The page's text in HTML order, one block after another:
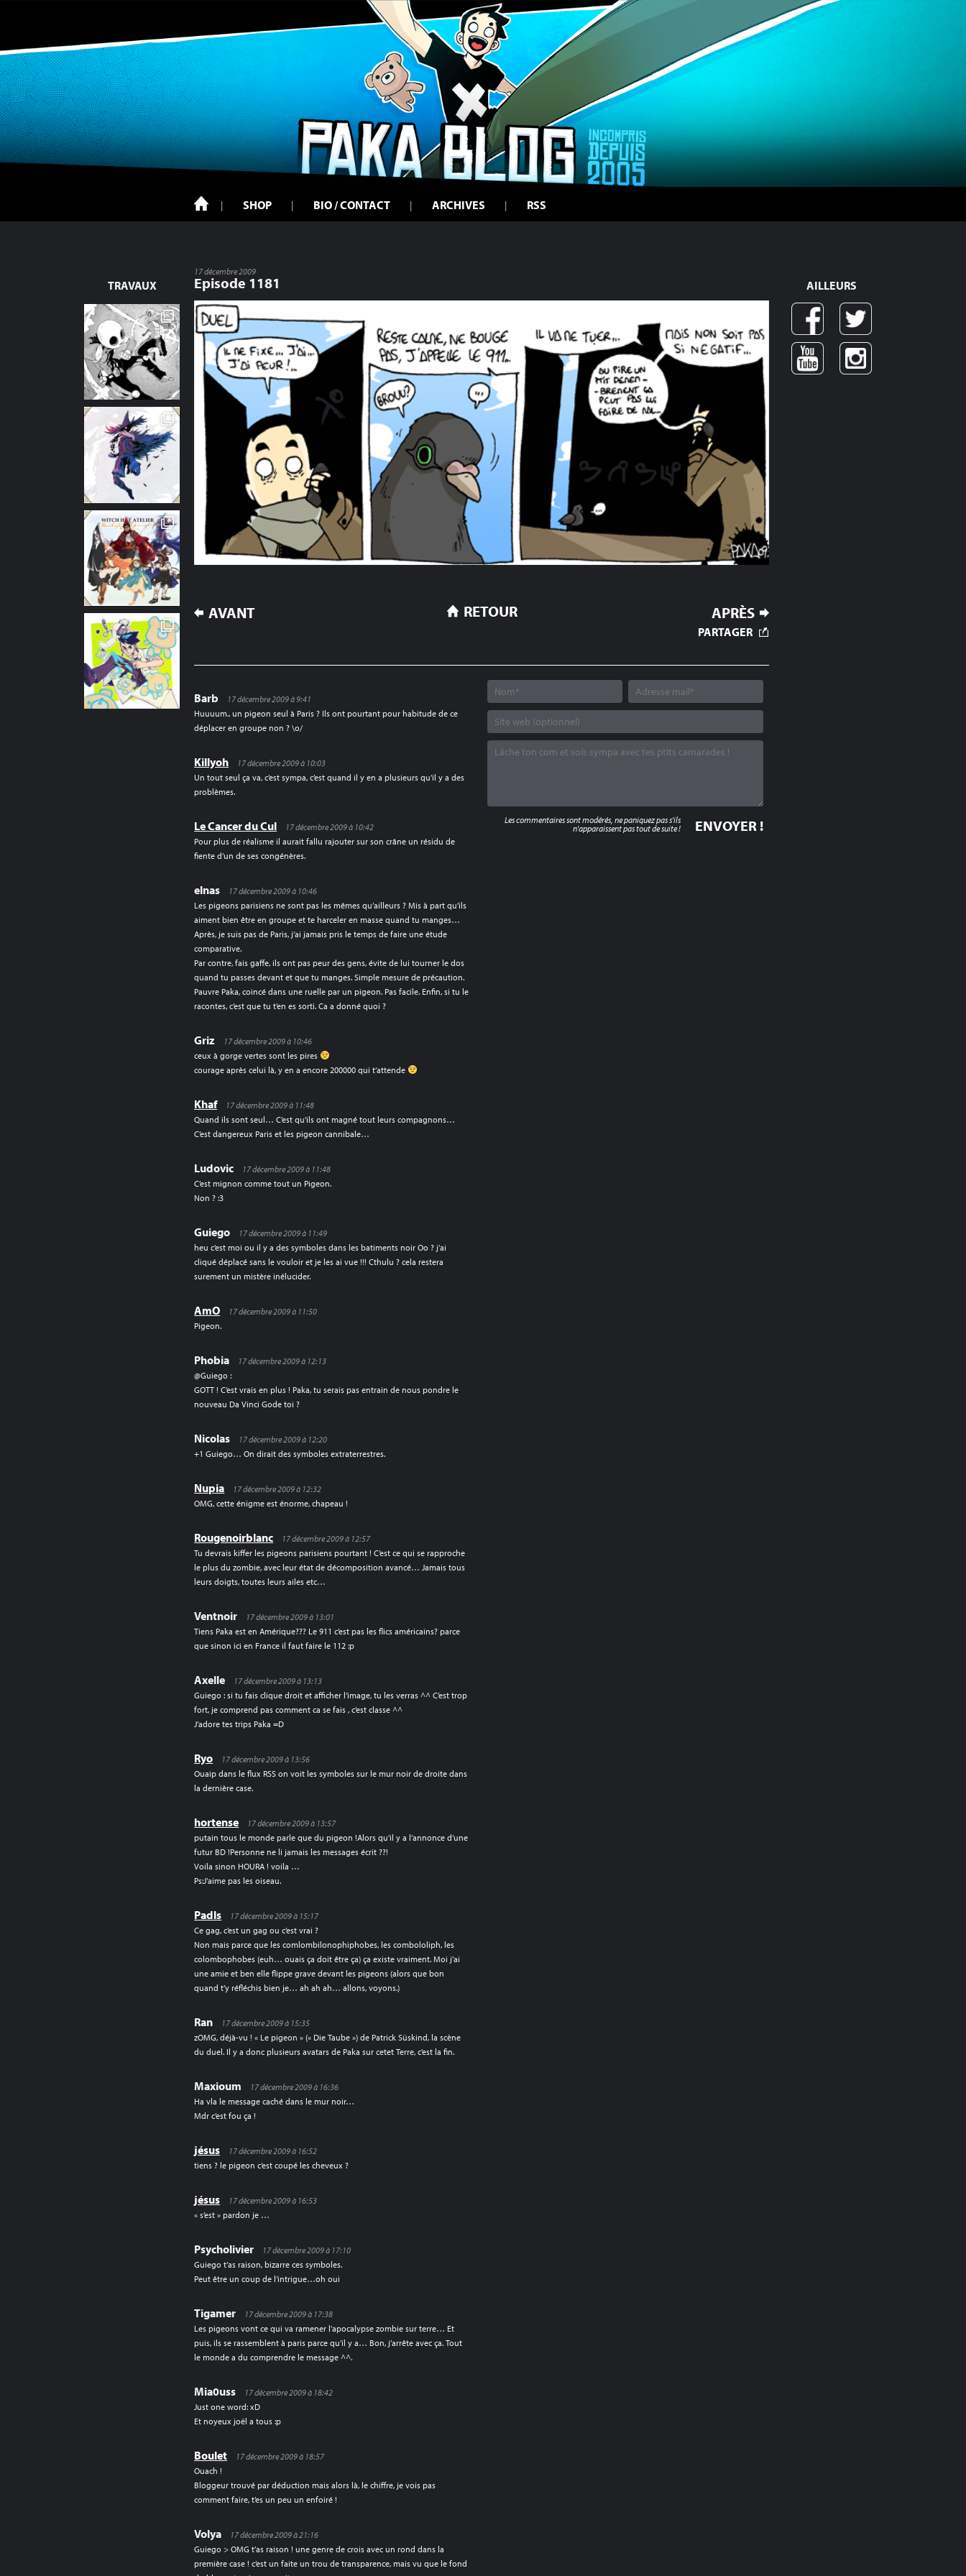
SHOP BIO / CONTACT ARCHIVES RSS
TRAVAUX
17 décembre 2009
Episode 1181
NAVIGATION
AVANT APRÈS
RETOUR
PARTAGER
Barb
17 décembre 2009 à 9:41
Huuuum.. un pigeon seul à Paris ? Ils ont pourtant pour habitude de ce
déplacer en groupe non ? \o/
Killyoh
17 décembre 2009 à 10:03
Un tout seul ça va, c’est sympa, c’est quand il y en a plusieurs qu’il y a des
problèmes.
Le Cancer du Cul
17 décembre 2009 à 10:42
Pour plus de réalisme il aurait fallu rajouter sur son crâne un résidu de
fiente d’un de ses congénères.
elnas
17 décembre 2009 à 10:46
Les pigeons parisiens ne sont pas les mêmes qu’ailleurs ? Mis à part qu’ils
aiment bien être en groupe et te harceler en masse quand tu manges…
Après, je suis pas de Paris, j’ai jamais pris le temps de faire une étude
comparative.
Par contre, fais gaffe, ils ont pas peur des gens, évite de lui tourner le dos
quand tu passes devant et que tu manges. Simple mesure de précaution.
Pauvre Paka, coincé dans une ruelle par un pigeon. Pas facile. Enfin, si tu le
racontes, c’est que tu t’en es sorti. Ca a donné quoi ?
Griz
17 décembre 2009 à 10:46
ceux à gorge vertes sont les pires
courage après celui là, y en a encore 200000 qui t’attende
Khaf
17 décembre 2009 à 11:48
Quand ils sont seul… C’est qu’ils ont magné tout leurs compagnons…
C’est dangereux Paris et les pigeon cannibale…
Ludovic
17 décembre 2009 à 11:48
C’est mignon comme tout un Pigeon.
Non ? :3
Guiego
17 décembre 2009 à 11:49
heu c’est moi ou il y a des symboles dans les batiments noir Oo ? j’ai
cliqué déplacé sans le vouloir et je les ai vue !!! Cthulu ? cela restera
surement un mistère inélucider.
AmO
17 décembre 2009 à 11:50
Pigeon.
Phobia
17 décembre 2009 à 12:13
@Guiego :
GOTT ! C’est vrais en plus ! Paka, tu serais pas entrain de nous pondre le
nouveau Da Vinci Gode toi ?
Nicolas
17 décembre 2009 à 12:20
+1 Guiego… On dirait des symboles extraterrestres.
Nupia
17 décembre 2009 à 12:32
OMG, cette énigme est énorme, chapeau !
Rougenoirblanc
17 décembre 2009 à 12:57
Tu devrais kiffer les pigeons parisiens pourtant ! C’est ce qui se rapproche
le plus du zombie, avec leur état de décomposition avancé… Jamais tous
leurs doigts, toutes leurs ailes etc…
Ventnoir
17 décembre 2009 à 13:01
Tiens Paka est en Amérique??? Le 911 c’est pas les flics américains? parce
que sinon ici en France il faut faire le 112 :p
Axelle
17 décembre 2009 à 13:13
Guiego : si tu fais clique droit et afficher l’image, tu les verras ^^ C’est trop
fort, je comprend pas comment ca se fais , c’est classe ^^
J’adore tes trips Paka =D
Ryo
17 décembre 2009 à 13:56
Ouaip dans le flux RSS on voit les symboles sur le mur noir de droite dans
la dernière case.
hortense
17 décembre 2009 à 13:57
putain tous le monde parle que du pigeon !Alors qu’il y a l’annonce d’une
futur BD !Personne ne li jamais les messages écrit ??!
Voila sinon HOURA ! voila …
Ps:J’aime pas les oiseau.
Padls
17 décembre 2009 à 15:17
Ce gag, c’est un gag ou c’est vrai ?
Non mais parce que les comlombilonophiphobes, les combololiph, les
colombophobes (euh… ouais ça doit être ça) ça existe vraiment. Moi j’ai
une amie et ben elle flippe grave devant les pigeons (alors que bon
quand t’y réfléchis bien je… ah ah ah… allons, voyons.)
Ran
17 décembre 2009 à 15:35
zOMG, déjà-vu ! « Le pigeon » (« Die Taube ») de Patrick Süskind, la scène
du duel. Il y a donc plusieurs avatars de Paka sur cetet Terre, c’est la fin.
Maxioum
17 décembre 2009 à 16:36
Ha vla le message caché dans le mur noir…
Mdr c’est fou ça !
jésus
17 décembre 2009 à 16:52
tiens ? le pigeon c’est coupé les cheveux ?
jésus
17 décembre 2009 à 16:53
« s’est » pardon je …
Psycholivier
17 décembre 2009 à 17:10
Guiego t’as raison, bizarre ces symboles.
Peut être un coup de l’intrigue…oh oui
Tigamer
17 décembre 2009 à 17:38
Les pigeons vont ce qui va ramener l’apocalypse zombie sur terre… Et
puis, ils se rassemblent à paris parce qu’il y a… Bon, j’arrête avec ça. Tout
le monde a du comprendre le message ^^.
Mia0uss
17 décembre 2009 à 18:42
Just one word: xD
Et noyeux joël a tous :p
Boulet
17 décembre 2009 à 18:57
Ouach !
Bloggeur trouvé par déduction mais alors là, le chiffre, je vois pas
comment faire, t’es un peu un enfoiré !
Volya
17 décembre 2009 à 21:16
Guiego > OMG t’as raison ! une genre de crois avec un rond dans la
première case ! c’est un faite un trou de transparence, mais vu que le fond
Les commentaires sont modérés, ne paniquez pas s'ils
n'apparaissent pas tout de suite !
AILLEURS